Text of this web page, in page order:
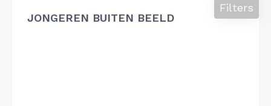
JONGEREN BUITEN BEELD
Filters